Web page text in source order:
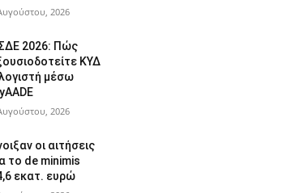
2026
2026: Πώς
ΚΥΔ
μέσω
2026
οι αιτήσεις
το de minimis
εκατ. ευρώ